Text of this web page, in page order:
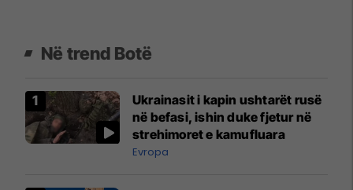
Në trend Botë
Ukrainasit i kapin ushtarët rusë
në befasi, ishin duke fjetur në
strehimoret e kamufluara
Evropa